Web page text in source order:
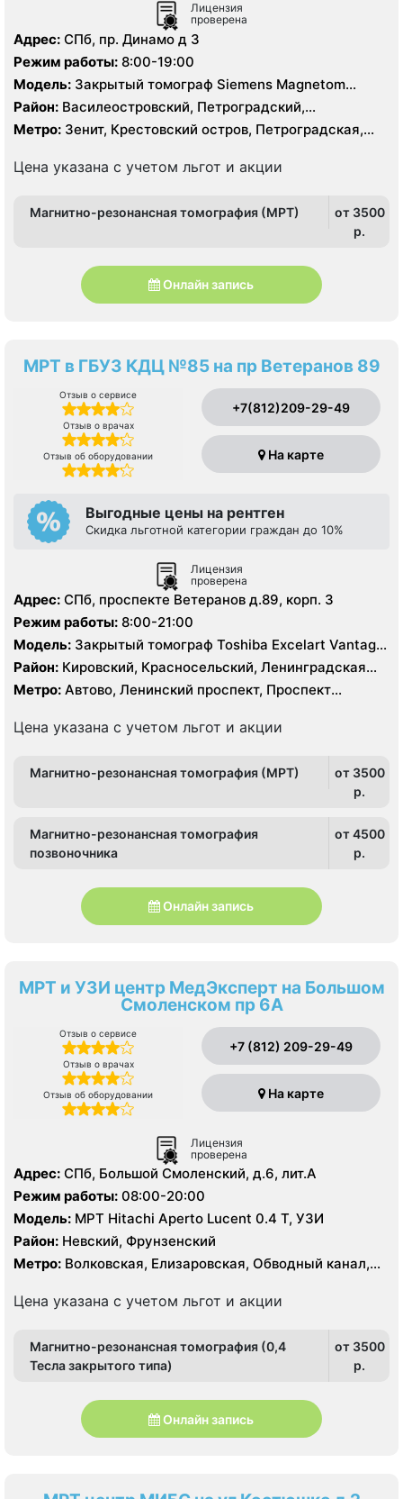
Лицензия
проверена
Адрес: СПб, пр. Динамо д 3
Режим работы: 8:00-19:00
Модель: Закрытый томограф Siemens Magnetom
Essenza 1.5 Тесла, КТ Aquilion 64 фирмы Toshiba 64
среза
Район: Василеостровский, Петроградский,
Приморский
Метро: Зенит, Крестовский остров, Петроградская,
Чкаловская
Цена указана с учетом льгот и акции
Магнитно-резонансная томография (МРТ)
от 3500
p.
Онлайн запись
МРТ в ГБУЗ КДЦ №85 на пр Ветеранов 89
Отзыв о сервисе
Отзыв о врачах
Отзыв об оборудовании
+7(812)209-29-49
На карте
Выгодные цены на рентген
Скидка льготной категории граждан до 10%
Лицензия
проверена
Адрес: СПб, проспекте Ветеранов д.89, корп. 3
Режим работы: 8:00-21:00
Модель: Закрытый томограф Toshiba Excelart Vantage
1.5 Тесла
Район: Кировский, Красносельский, Ленинградская
область, Московский, Петродворцовый
Метро: Автово, Ленинский проспект, Проспект
Цена указана с учетом льгот и акции
Магнитно-резонансная томография (МРТ)
от 3500
p.
Магнитно-резонансная томография
позвоночника
от 4500
p.
Онлайн запись
МРТ и УЗИ центр МедЭксперт на Большом
Смоленском пр 6А
Отзыв о сервисе
Отзыв о врачах
Отзыв об оборудовании
+7 (812) 209-29-49
На карте
Лицензия
проверена
Адрес: СПб, Большой Смоленский, д.6, лит.А
Режим работы: 08:00-20:00
Модель: МРТ Hitachi Aperto Lucent 0.4 Т, УЗИ
Район: Невский, Фрунзенский
Метро: Волковская, Елизаровская, Обводный канал,
Цена указана с учетом льгот и акции
Магнитно-резонансная томография (0,4
Тесла закрытого типа)
от 3500
p.
Онлайн запись